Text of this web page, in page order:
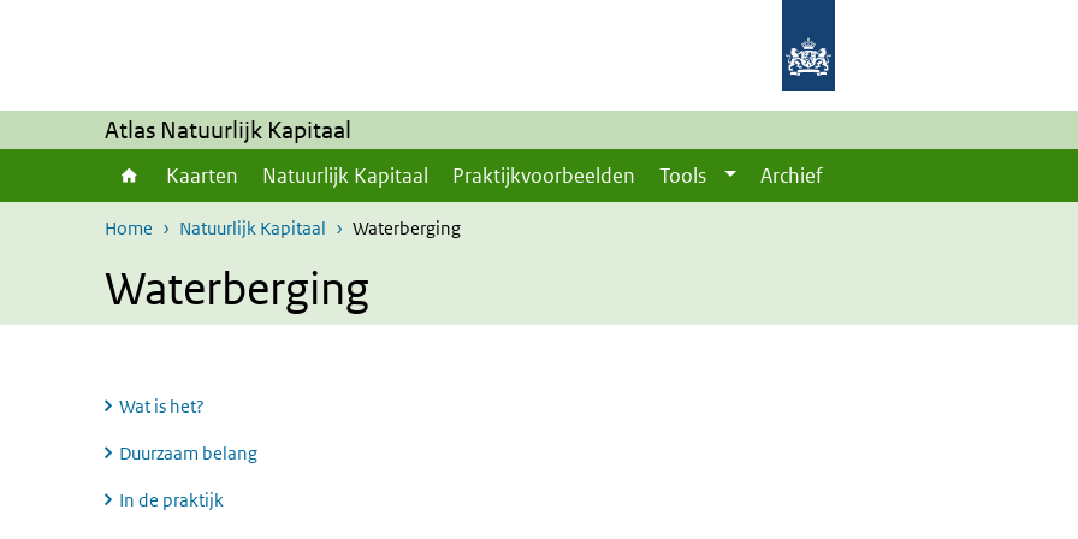
Atlas Natuurlijk Kapitaal
Kaarten Natuurlijk Kapitaal Praktijkvoorbeelden Tools Archief
Home Natuurlijk Kapitaal Waterberging
Waterberging
Wat is het?
Duurzaam belang
In de praktijk